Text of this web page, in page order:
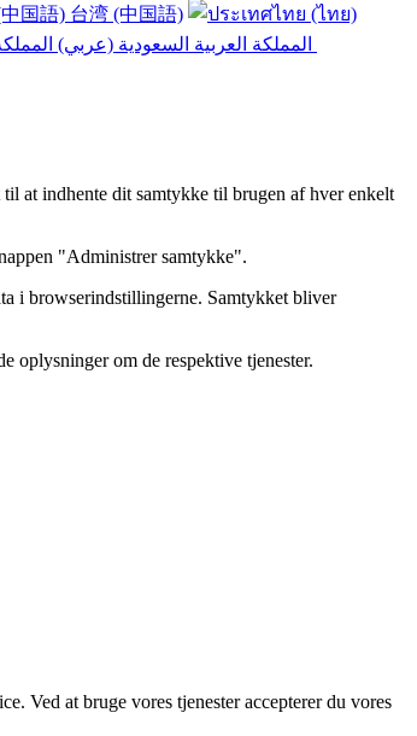
台湾 (中国語)
at indhente dit samtykke til brugen af hver enkelt
"Administrer samtykke".
i browserindstillingerne. Samtykket bliver
oplysninger om de respektive tjenester.
Ved at bruge vores tjenester accepterer du vores